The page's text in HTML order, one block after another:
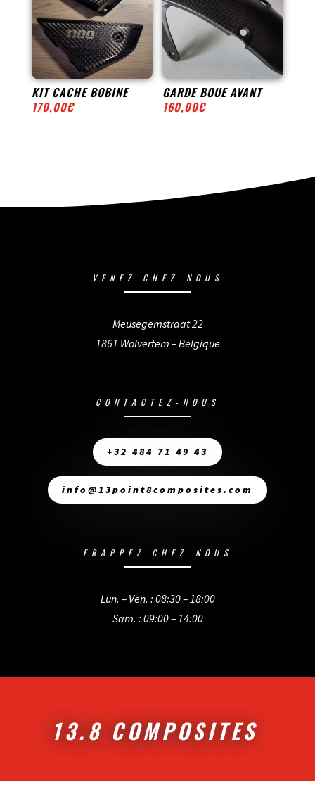
KIT CACHE BOBINE
170,00€
GARDE BOUE AVANT
160,00€
VENEZ CHEZ-NOUS
Meusegemstraat 22
1861 Wolvertem – Belgique
CONTACTEZ-NOUS
+32 484 71 49 43
info@13point8composites.com
FRAPPEZ CHEZ-NOUS
Lun. – Ven. : 08:30 – 18:00
Sam. : 09:00 – 14:00
13.8 COMPOSITES